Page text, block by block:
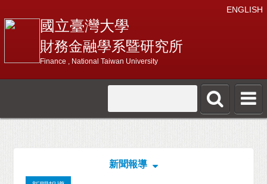
ENGLISH
國立臺灣大學
財務金融學系暨研究所
Finance , National Taiwan University
新聞報導